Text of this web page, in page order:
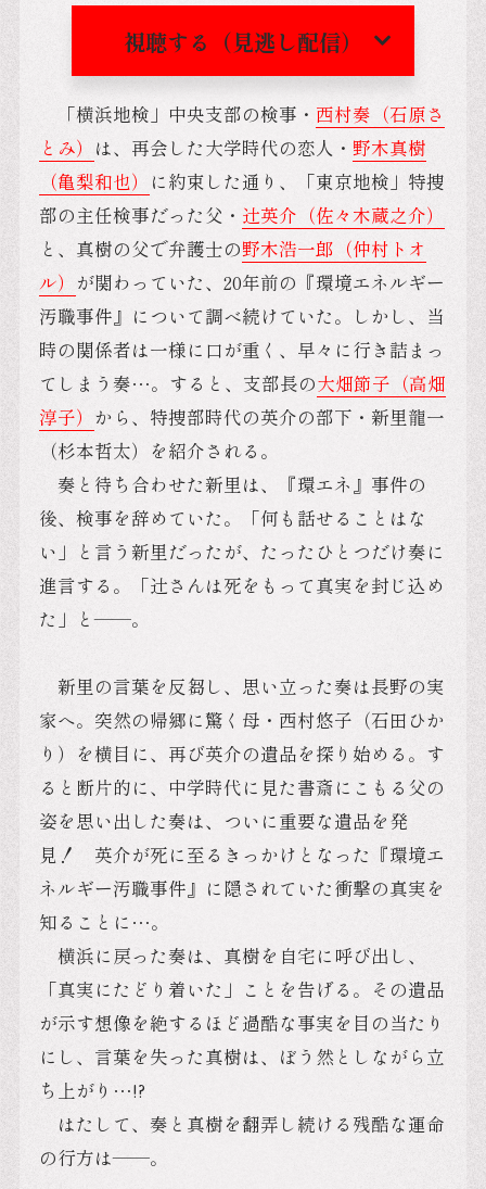
視聴する（見逃し配信）
「横浜地検」中央支部の検事・ 西村奏（石原さ
とみ） は、再会した大学時代の恋人・ 野木真樹
（亀梨和也）
に約束した通り、「東京地検」特捜
部の主任検事だった父・ 辻英介（佐々木蔵之介）
と、真樹の父で弁護士の野木浩一郎（仲村トオ
ル） が関わっていた、20年前の『環境エネルギー
汚職事件』について調べ続けていた。しかし、当
時の関係者は一様に口が重く、早々に行き詰まっ
てしまう奏…。すると、支部長の大畑節子（高畑
淳子） から、特捜部時代の英介の部下・新里龍一
（杉本哲太）を紹介される。
奏と待ち合わせた新里は、『環エネ』事件の
後、検事を辞めていた。「何も話せることはな
い」と言う新里だったが、たったひとつだけ奏に
進言する。「辻さんは死をもって真実を封じ込め
た」と――。
新里の言葉を反芻し、思い立った奏は長野の実
家へ。突然の帰郷に驚く母・西村悠子（石田ひか
り）を横目に、再び英介の遺品を探り始める。す
ると断片的に、中学時代に見た書斎にこもる父の
姿を思い出した奏は、ついに重要な遺品を発
見！ 英介が死に至るきっかけとなった『環境エ
ネルギー汚職事件』に隠されていた衝撃の真実を
知ることに…。
横浜に戻った奏は、真樹を自宅に呼び出し、
「真実にたどり着いた」ことを告げる。その遺品
が示す想像を絶するほど過酷な事実を目の当たり
にし、言葉を失った真樹は、ぼう然としながら立
ち上がり…!?
はたして、奏と真樹を翻弄し続ける残酷な運命
の行方は――。